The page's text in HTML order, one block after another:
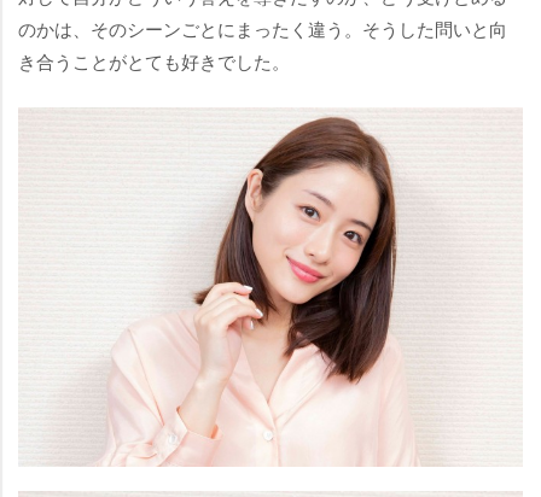
のかは、そのシーンごとにまったく違う。そうした問いと向
き合うことがとても好きでした。